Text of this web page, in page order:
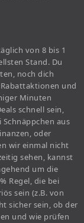
von 8 bis 1
Stand. Du
noch dich
und
Minuten
schnell sein,
aus
oder
wir einmal nicht
sehen, kannst
um die
Regel, die bei
sein (z.B. von
sicher sein, ob der
und wie prüfen